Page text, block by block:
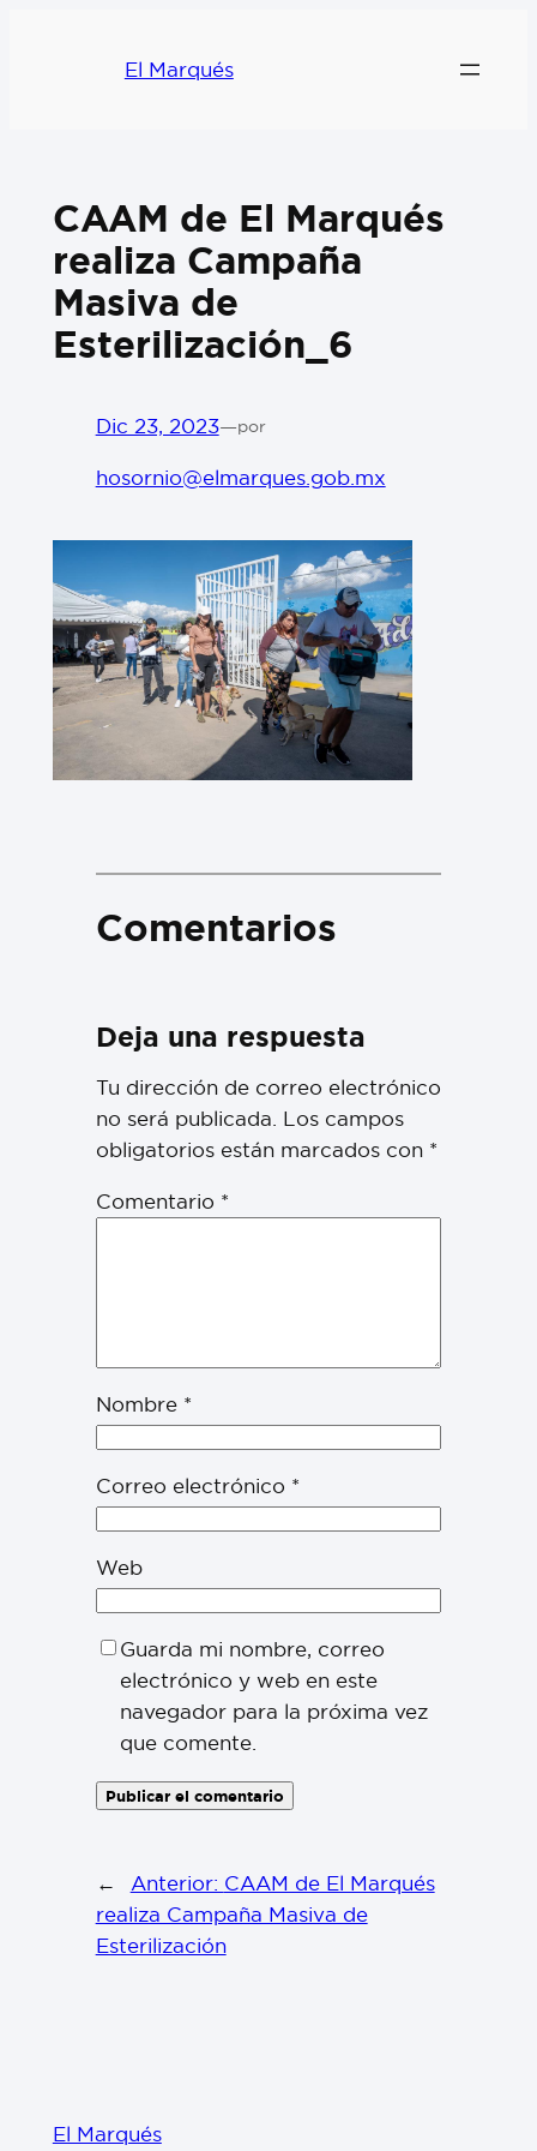
El Marqués
CAAM de El Marqués
realiza Campaña
Masiva de
Esterilización_6
Dic 23, 2023—por
hosornio@elmarques.gob.mx
Comentarios
Deja una respuesta
Tu dirección de correo electrónico
no será publicada. Los campos
obligatorios están marcados con *
Comentario *
Nombre *
Correo electrónico *
Web
Guarda mi nombre, correo
electrónico y web en este
navegador para la próxima vez
que comente.
← Anterior: CAAM de El Marqués
realiza Campaña Masiva de
Esterilización
El Marqués